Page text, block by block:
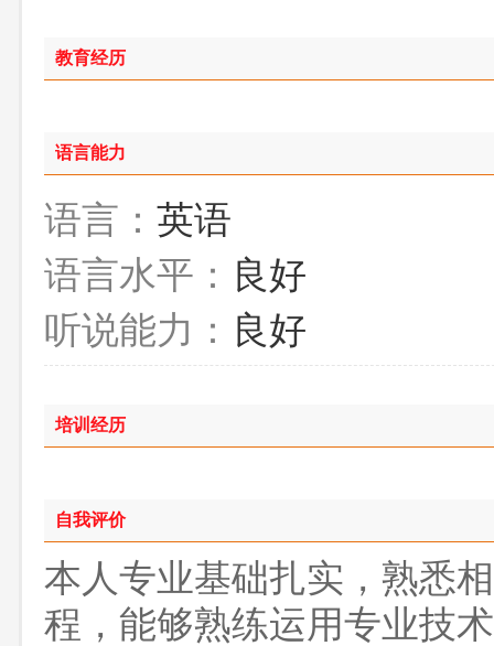
教育经历
语言能力
语言： 英语
语言水平： 良好
听说能力： 良好
培训经历
自我评价
本人专业基础扎实，熟悉
程，能够熟练运用专业技